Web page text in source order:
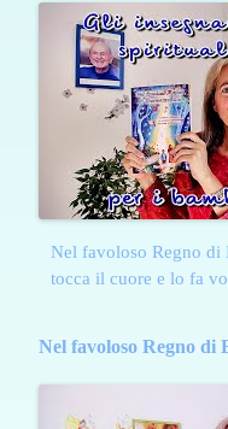
Nel favoloso Regno di
tocca il cuore e lo fa
Nel favoloso Regno